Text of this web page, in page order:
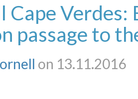
Cape Verdes:
passage to
on 13.11.2016